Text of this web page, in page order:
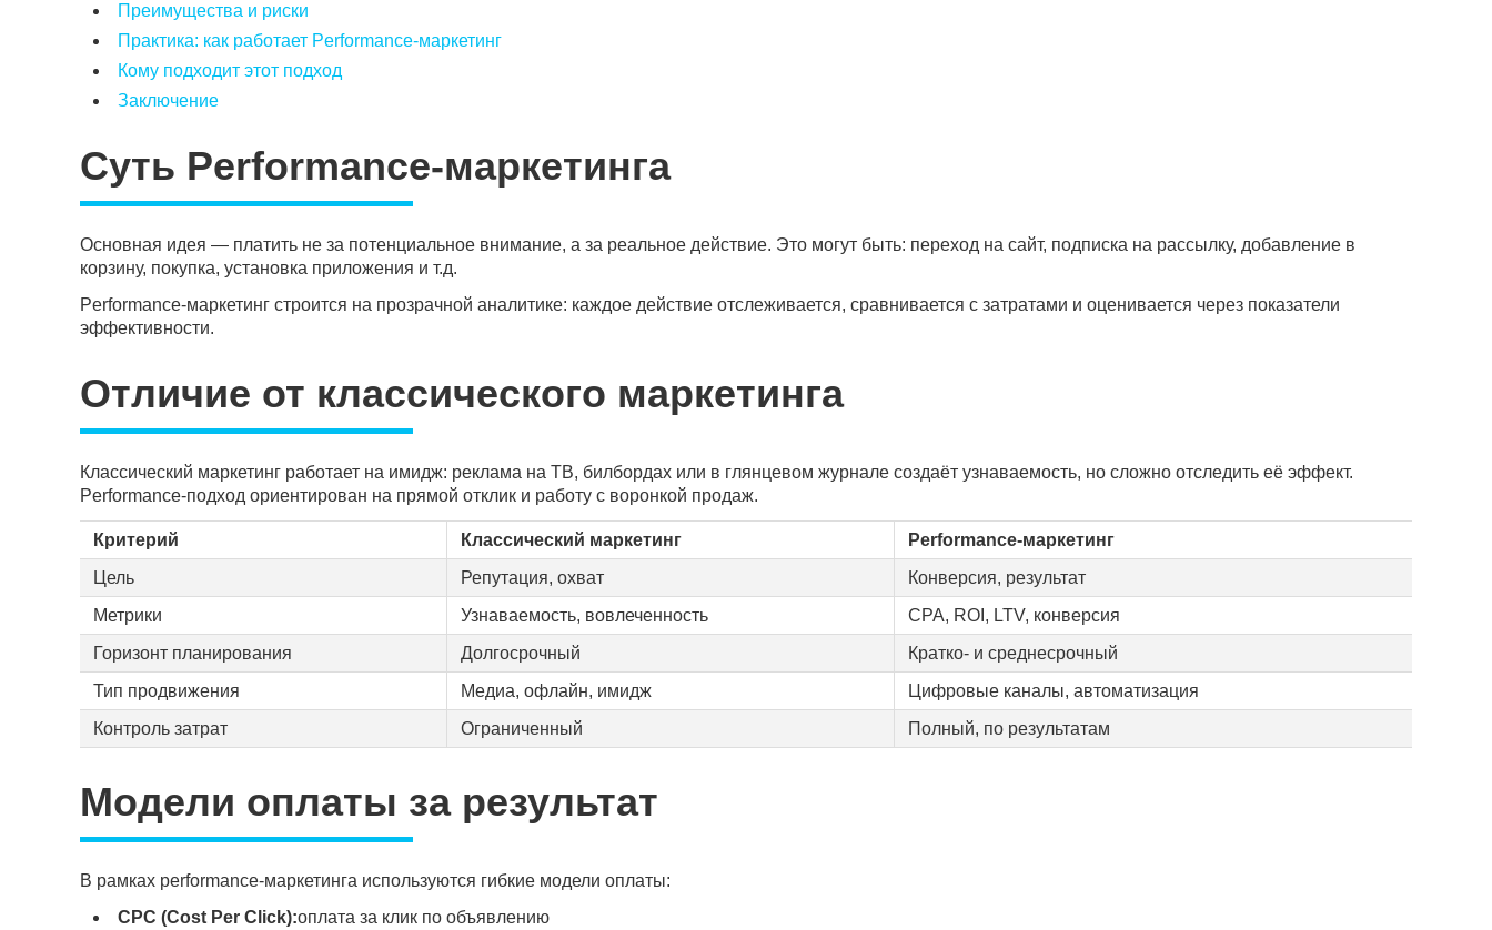
Преимущества и риски
Практика: как работает Performance-маркетинг
Кому подходит этот подход
Заключение
Суть Performance-маркетинга
Основная идея — платить не за потенциальное внимание, а за реальное действие. Это могут быть: переход на сайт, подписка на рассылку, добавление в
корзину, покупка, установка приложения и т.д.
Performance-маркетинг строится на прозрачной аналитике: каждое действие отслеживается, сравнивается с затратами и оценивается через показатели
эффективности.
Отличие от классического маркетинга
Классический маркетинг работает на имидж: реклама на ТВ, билбордах или в глянцевом журнале создаёт узнаваемость, но сложно отследить её эффект.
Performance-подход ориентирован на прямой отклик и работу с воронкой продаж.
Критерий Классический маркетинг
Performance-маркетинг
Цель
Репутация, охват
Конверсия, результат
Метрики
Узнаваемость, вовлеченность
CPA, ROI, LTV, конверсия
Горизонт планирования
Долгосрочный
Кратко- и среднесрочный
Тип продвижения
Медиа, офлайн, имидж
Цифровые каналы, автоматизация
Контроль затрат
Ограниченный Полный, по результатам
Модели оплаты за результат
В рамках performance-маркетинга используются гибкие модели оплаты:
CPC (Cost Per Click):оплата за клик по объявлению